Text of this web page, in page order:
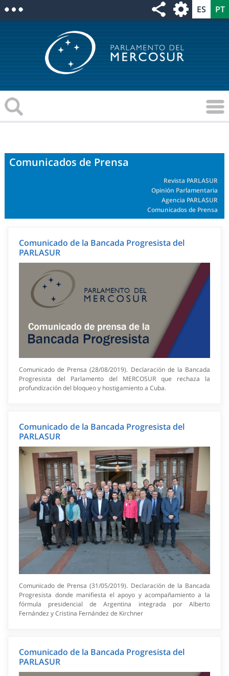
Comunicados de Prensa
Revista PARLASUR
Opinión Parlamentaria
Agencia PARLASUR
Comunicados de Prensa
Comunicado de la Bancada Progresista del
PARLASUR
Comunicado de Prensa (28/08/2019). Declaración de la Bancada
Progresista del Parlamento del MERCOSUR que rechaza la
profundización del bloqueo y hostigamiento a Cuba.
Comunicado de la Bancada Progresista del
PARLASUR
Comunicado de Prensa (31/05/2019). Declaración de la Bancada
Progresista donde manifiesta el apoyo y acompañamiento a la
fórmula presidencial de Argentina integrada por Alberto
Fernández y Cristina Fernández de Kirchner
Comunicado de la Bancada Progresista del
PARLASUR